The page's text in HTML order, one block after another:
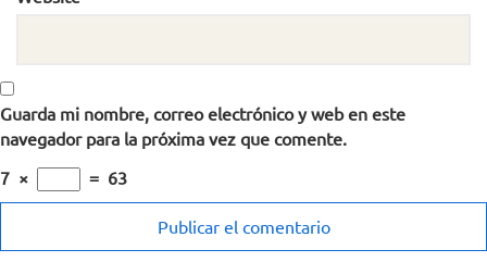
Guarda mi nombre, correo electrónico y web en este
navegador para la próxima vez que comente.
7 × = 63